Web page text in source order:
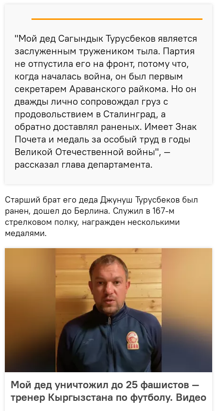
"Мой дед Сагындык Турусбеков является
заслуженным тружеником тыла. Партия
не отпустила его на фронт, потому что,
когда началась война, он был первым
секретарем Араванского райкома. Но он
дважды лично сопровождал груз с
продовольствием в Сталинград, а
обратно доставлял раненых. Имеет Знак
Почета и медаль за особый труд в годы
Великой Отечественной войны", —
рассказал глава департамента.
Старший брат его деда Джунуш Турусбеков был
ранен, дошел до Берлина. Служил в 167-м
стрелковом полку, награжден несколькими
медалями.
Мой дед уничтожил до 25 фашистов —
тренер Кыргызстана по футболу. Видео